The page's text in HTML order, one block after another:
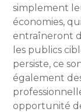
simplement
économies,
entraîneront
les publics
persiste, ce
également
opportunité